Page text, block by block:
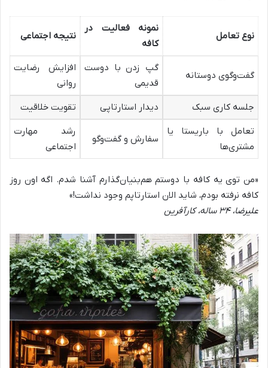
نوع تعامل
نمونه فعالیت در
کافه
نتیجه اجتماعی
گفت‌وگوی دوستانه
گپ زدن با دوست
قدیمی
افزایش رضایت
روانی
جلسه کاری سبک
دیدار استارتاپی
تقویت خلاقیت
تعامل با باریستا یا
مشتری‌ها
سفارش و گفت‌وگو
رشد مهارت
اجتماعی
«من توی یه کافه با دوستم هم‌بنیان‌گذارم آشنا شدم. اگه اون روز
کافه نرفته بودم، شاید الان استارتاپم وجود نداشت!»
علیرضا،۳۴ ساله، کارآفرین